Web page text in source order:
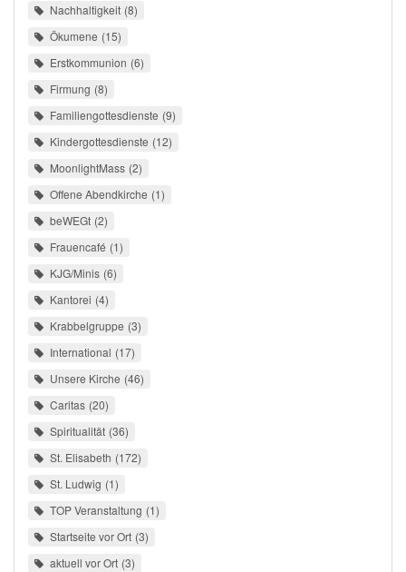
Nachhaltigkeit 8
Ökumene 15
Erstkommunion 6
Firmung 8
Familiengottesdienste 9
Kindergottesdienste 12
MoonlightMass 2
Offene Abendkirche 1
beWEGt 2
Frauencafé 1
KJG/Minis 6
Kantorei 4
Krabbelgruppe 3
International 17
Unsere Kirche 46
Caritas 20
Spiritualität 36
St. Elisabeth 172
St. Ludwig 1
TOP Veranstaltung 1
Startseite vor Ort 3
aktuell vor Ort 3